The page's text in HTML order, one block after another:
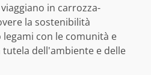
in carrozza-
la sostenibilità
con le comunità e
dell'ambiente e delle